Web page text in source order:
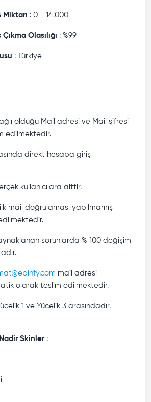
: 0 - 14.000
Olasılığı : %99
: Türkiye
olduğu Mail adresi ve Mail şifresi
edilmektedir.
direkt hesaba giriş
kullanıcılara aittir.
mail doğrulaması yapılmamış
sorunlarda % 100 değişim
mail adresi
olarak teslim edilmektedir.
1 ve Yücelik 3 arasındadır.
Nadir Skinler :